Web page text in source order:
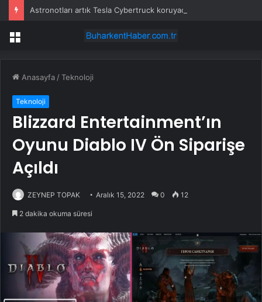
Astronotları artık Tesla Cybertruck koruyacak
Menü
Anasayfa /Teknoloji
Teknoloji
Blizzard Entertainment’ın
Oyunu Diablo IV Ön Siparişe
Açıldı
ZEYNEP TOPAK Aralık 15, 2022 0 12
2 dakika okuma süresi